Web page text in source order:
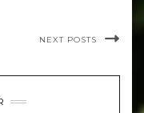
NEXT POSTS